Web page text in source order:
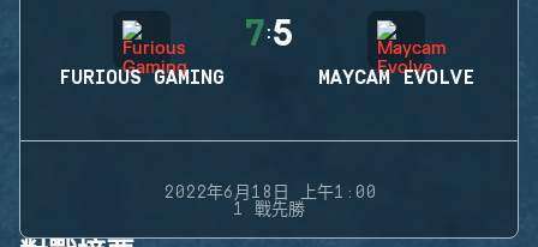
FURIOUS GAMING
7:5
MAYCAM EVOLVE
2022年6月18日 上午1:00
1 戰先勝